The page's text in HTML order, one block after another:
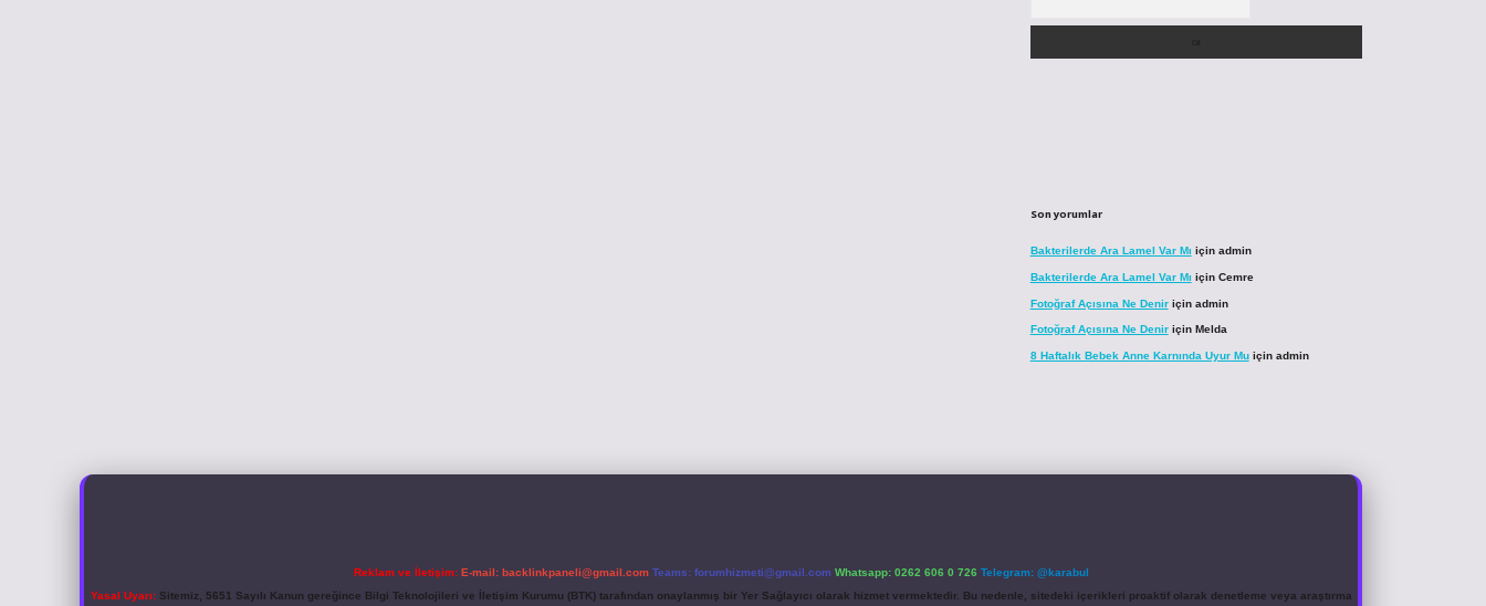
Son yorumlar
Bakterilerde Ara Lamel Var Mı için admin
Bakterilerde Ara Lamel Var Mı için Cemre
Fotoğraf Açısına Ne Deniriçin admin
Fotoğraf Açısına Ne Deniriçin Melda
8 Haftalık Bebek Anne Karnında Uyur Muiçin admin
Reklam ve İletişim: E-mail: backlinkpaneli@gmail.com Teams: forumhizmeti@gmail.com Whatsapp: 0262 606 0 726 Telegram: @karabul
Yasal Uyarı:Sitemiz, 5651 Sayılı Kanun gereğince Bilgi Teknolojileri ve İletişim Kurumu (BTK) tarafından onaylanmış bir Yer Sağlayıcı olarak hizmet vermektedir. Bu nedenle, sitedeki içerikleri proaktif olarak denetleme veya araştırma